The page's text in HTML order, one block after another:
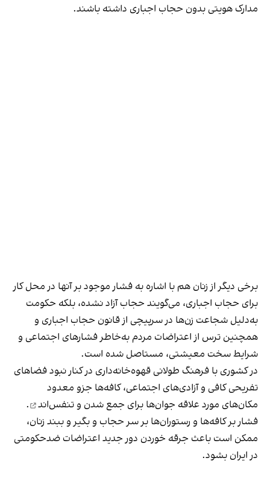
مدارک هویتی بدون حجاب اجباری داشته باشند.
برخی دیگر از زنان هم با اشاره به فشار موجود بر آنها در محل کار
برای حجاب اجباری، می‌گویند حجاب آزاد نشده، بلکه حکومت
به‌دلیل شجاعت زن‌ها در سرپیچی از قانون حجاب اجباری و
همچنین ترس از اعتراضات مردم به‌خاطر فشارهای اجتماعی و
شرایط سخت معیشتی، مستاصل شده است.
در کشوری با فرهنگ طولانی قهوه‌‌خانه‌داری در کنار نبود فضاهای
تفریحی کافی و آزادی‌های اجتماعی، کافه‌ها جزو معدود
مکان‌های مورد علاقه جوان‌ها برای جمع شدن و تنفس‌اند
.
فشار بر کافه‌ها و رستوران‌ها بر سر حجاب و بگیر و ببند زنان،
ممکن است باعث جرقه خوردن دور جدید اعتراضات ضدحکومتی
در ایران بشود.